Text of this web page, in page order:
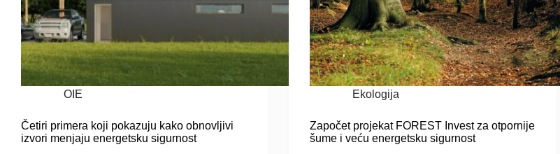
OIE
Četiri primera koji pokazuju kako obnovljivi
izvori menjaju energetsku sigurnost
Ekologija
Započet projekat FOREST Invest za otpornije
šume i veću energetsku sigurnost